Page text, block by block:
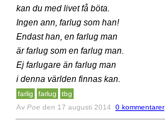
kan du med livet få böta.
Ingen ann, farlug som han!
Endast han, en farlug man
är farlug som en farlug man.
Ej farlugare än farlug man
i denna världen finnas kan.
farlig farlug
tbg
Av Poe den 17 augusti 2014 0 kommentarer